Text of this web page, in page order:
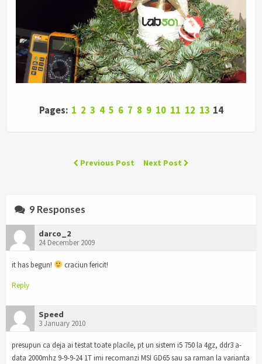
Pages: 1 2 3 4 5 6 7 8 9 10 11 12 13 14
Previous Post Next Post
9 Responses
darco_2
24 December 2009
it has begun! craciun fericit!
Reply
Speed
3 January 2010
presupun ca deja ai testat toate placile, pt un sistem i5 750 la 4gz, ddr3 a-
data 2000mhz 9-9-9-24 1T imi recomanzi MSI GD65 sau sa raman la varianta